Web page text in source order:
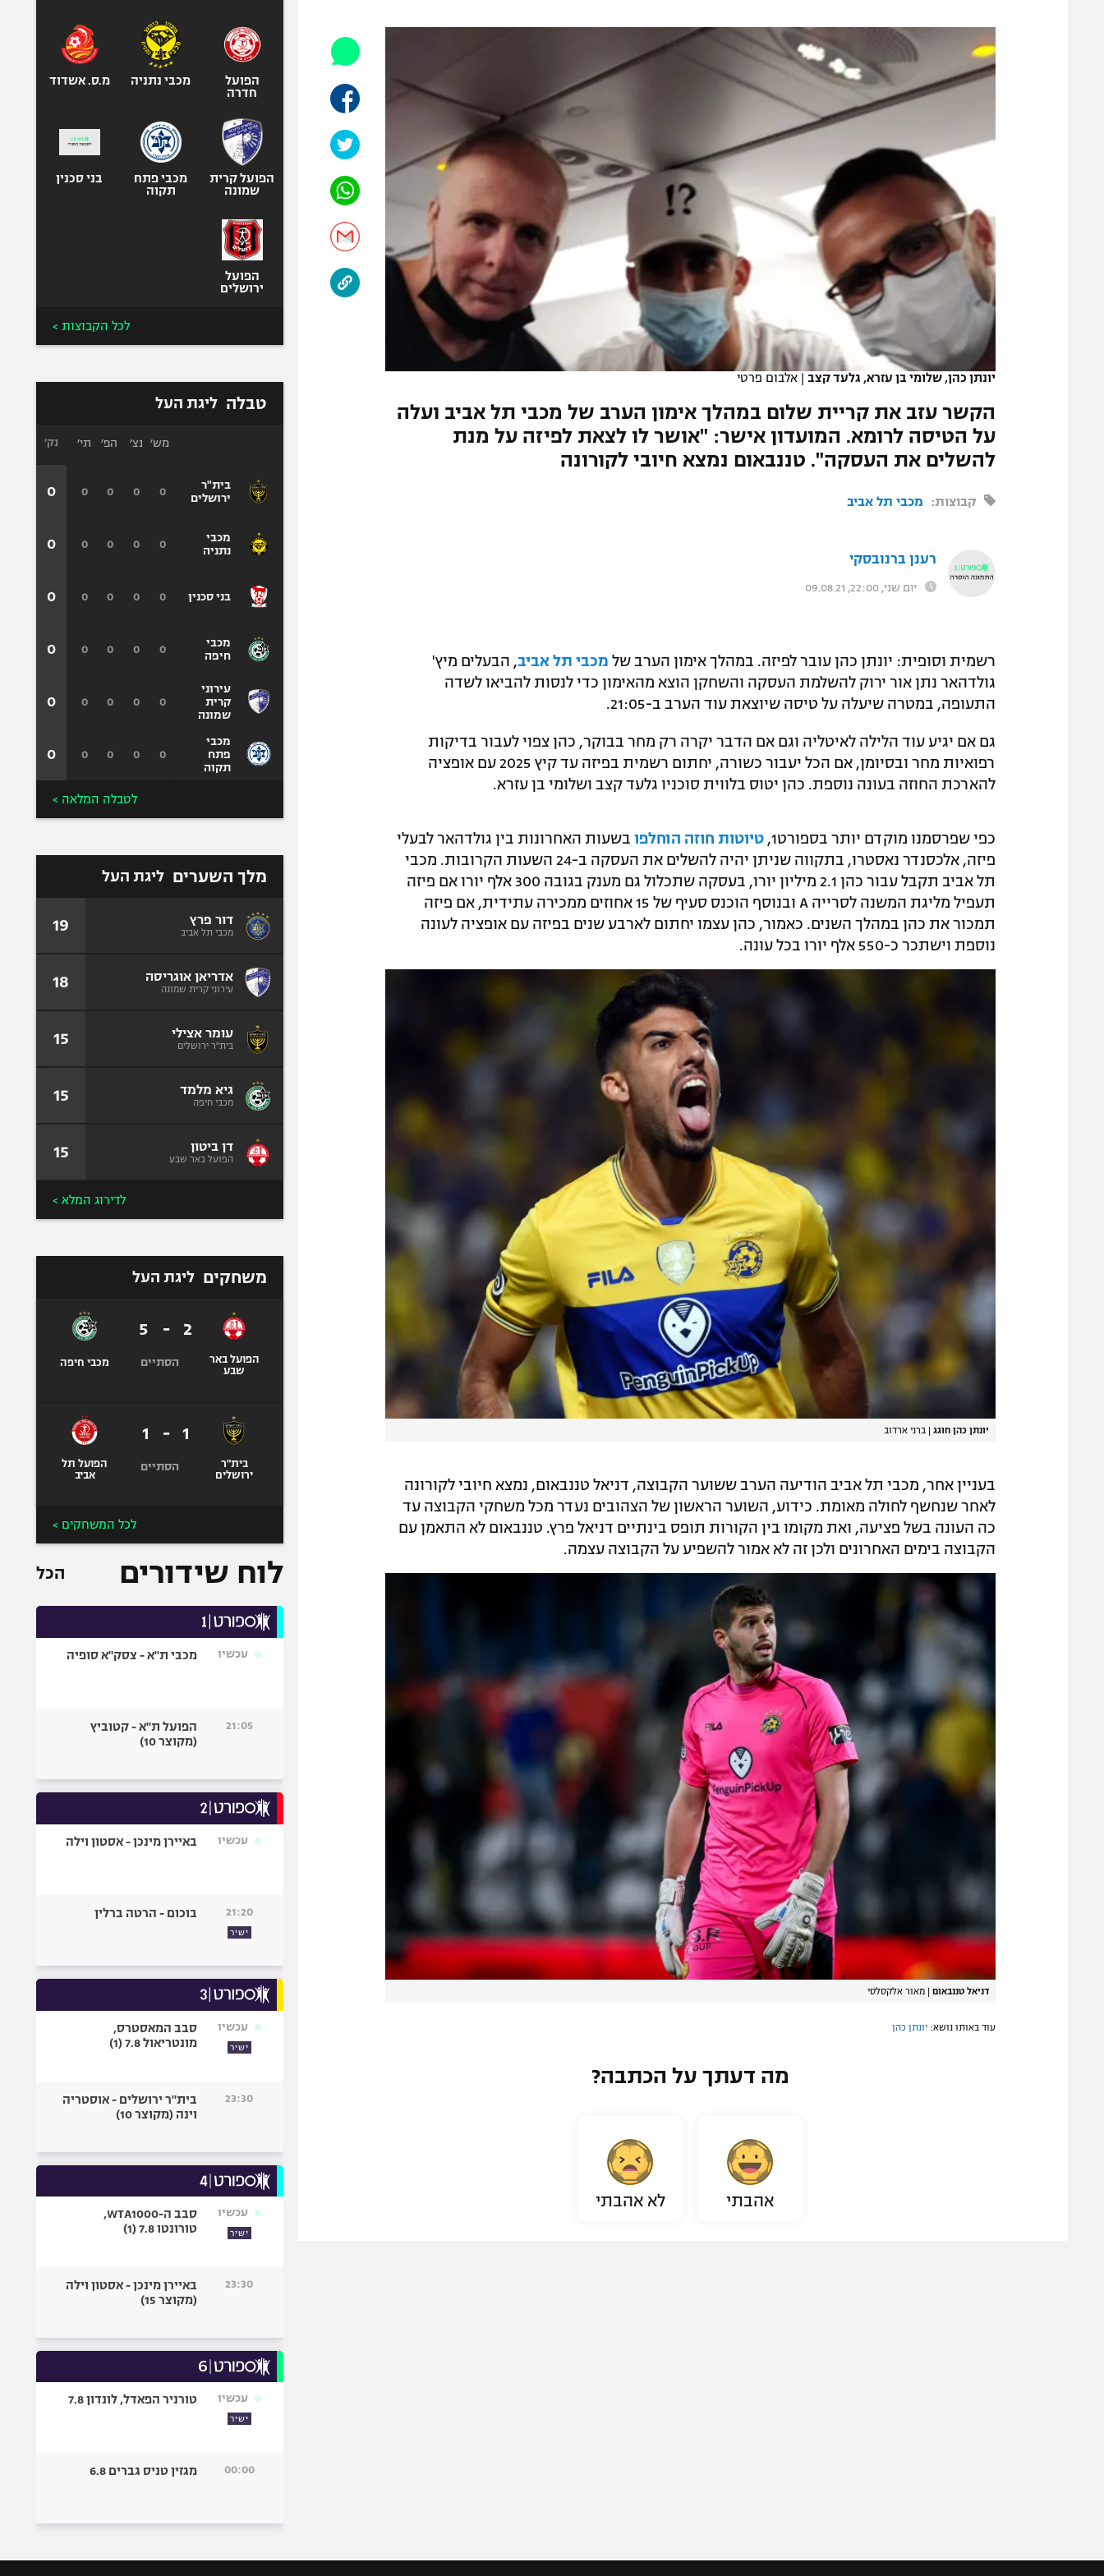
תקנון משתתפים וזוכים בפרסים
תקנון עבור פעילות אלקטרה
תקנון עבור פעילות ספורט 1 – "מרלן"
תנאי שימוש
מדיניות פרטיות
תקנון פעילות ספורט 1
רשיון להקרנה פומבית לבית עסק
הצטרפות לחבילת הערוצים
לוח דרושים – ג'ובנט
המגזין
הפועל תל אביב
הפועל חיפה
הפועל באר שבע
מכבי נתניה
ליגה סינית
ליגות נוספות
אופניים
ספורט מוטורי
כדורמים
בייסבול MLB
ספורט אתגרי
אומנויות לחימה
יונתן כהן, שלומי בן עזרא, גלעד קצב | אלבום פרטי
הקשר עזב את קריית שלום במהלך אימון הערב של מכבי תל אביב ועלה
על הטיסה לרומא. המועדון אישר: "אושר לו לצאת לפיזה על מנת
להשלים את העסקה". טננבאום נמצא חיובי לקורונה
קבוצות: מכבי תל אביב
רענן ברנובסקי
יום שני, 22:00, 09.08.21
רשמית וסופית: יונתן כהן עובר לפיזה. במהלך אימון הערב של מכבי תל אביב, הבעלים מיץ'
גולדהאר נתן אור ירוק להשלמת העסקה והשחקן הוצא מהאימון כדי לנסות להביאו לשדה
התעופה, במטרה שיעלה על טיסה שיוצאת עוד הערב ב-21:05.
גם אם יגיע עוד הלילה לאיטליה וגם אם הדבר יקרה רק מחר בבוקר, כהן צפוי לעבור בדיקות
רפואיות מחר ובסיומן, אם הכל יעבור כשורה, יחתום רשמית בפיזה עד קיץ 2025 עם אופציה
להארכת החוזה בעונה נוספת. כהן יטוס בלווית סוכניו גלעד קצב ושלומי בן עזרא.
כפי שפרסמנו מוקדם יותר בספורט1, טיוטות חוזה הוחלפו בשעות האחרונות בין גולדהאר לבעלי
פיזה, אלכסנדר נאסטרו, בתקווה שניתן יהיה להשלים את העסקה ב-24 השעות הקרובות. מכבי
תל אביב תקבל עבור כהן 2.1 מיליון יורו, בעסקה שתכלול גם מענק בגובה 300 אלף יורו אם פיזה
תעפיל מליגת המשנה לסרייה A ובנוסף הוכנס סעיף של 15 אחוזים ממכירה עתידית, אם פיזה
תמכור את כהן במהלך השנים. כאמור, כהן עצמו יחתום לארבע שנים בפיזה עם אופציה לעונה
נוספת וישתכר כ-550 אלף יורו בכל עונה.
יונתן כהן חוגג | ברני ארדוב
בעניין אחר, מכבי תל אביב הודיעה הערב ששוער הקבוצה, דניאל טננבאום, נמצא חיובי לקורונה
לאחר שנחשף לחולה מאומת. כידוע, השוער הראשון של הצהובים נעדר מכל משחקי הקבוצה עד
כה העונה בשל פציעה, ואת מקומו בין הקורות תופס בינתיים דניאל פרץ. טננבאום לא התאמן עם
הקבוצה בימים האחרונים ולכן זה לא אמור להשפיע על הקבוצה עצמה.
דניאל טננבאום | מאור אלקסלסי
עוד באותו נושא: יונתן כהן
מה דעתך על הכתבה?
אהבתי לא אהבתי
הפועל
חדרה
מכבי נתניה מ.ס. אשדוד
הפועל קרית
שמונה
מכבי פתח
תקוה
בני סכנין
הפועל
ירושלים
לכל הקבוצות >
טבלה ליגת העל
בית"ר
ירושלים
מכבי
נתניה
בני סכנין
מכבי
חיפה
עירוני
קרית
שמונה
מכבי
פתח
תקוה
מש׳ נצ׳ הפ׳ תי׳
0
0
0
0
0
0
0
0
0
0
0
0
0
0
0
0
0
0
0
0
0
0
0
0
נק׳
0
0
0
0
0
0
לטבלה המלאה >
מלך השערים ליגת העל
דור פרץ
מכבי תל אביב 19
אדריאן אוגריסה
עירוני קרית שמונה 18
עומר אצילי
בית"ר ירושלים 15
גיא מלמד
מכבי חיפה 15
דן ביטון
הפועל באר שבע 15
לדירוג המלא >
משחקים ליגת העל
הפועל באר
שבע
2
-
5
הסתיים מכבי חיפה
בית"ר
ירושלים
1
-
1
הסתיים
הפועל תל
אביב
לכל המשחקים >
לוח שידורים הכל
עכשיו מכבי ת"א - צסק"א סופיה
21:05
הפועל ת"א - קטוביץ
(מקוצר 10)
עכשיו באיירן מינכן - אסטון וילה
21:20
ישיר
בוכום - הרטה ברלין
עכשיו
ישיר
סבב המאסטרס,
מונטריאול 7.8 (1)
23:30
בית"ר ירושלים - אוסטריה
וינה (מקוצר 10)
עכשיו
ישיר
סבב ה-WTA1000,
טורונטו 7.8 (1)
23:30
באיירן מינכן - אסטון וילה
(מקוצר 15)
עכשיו
ישיר
טורניר הפאדל, לונדון 7.8
00:00 מגזין טניס גברים 6.8